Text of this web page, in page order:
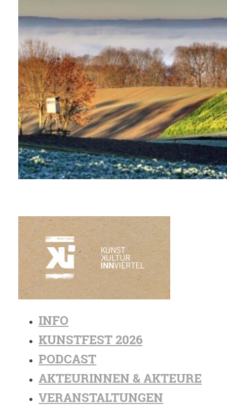
INFO
KUNSTFEST 2026
PODCAST
AKTEURINNEN & AKTEURE
VERANSTALTUNGEN